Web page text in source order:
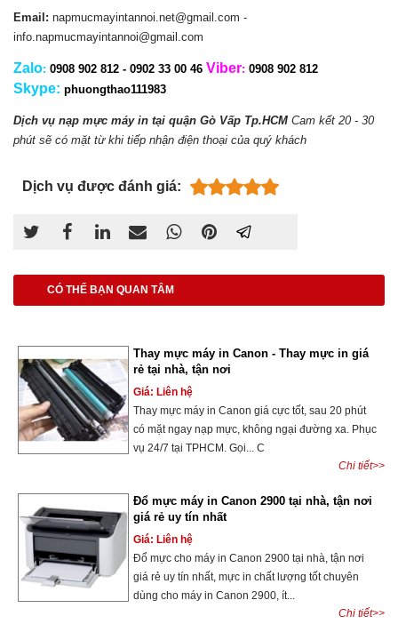
Email: napmucmayintannoi.net@gmail.com -
info.napmucmayintannoi@gmail.com
Zalo: 0908 902 812 - 0902 33 00 46 Viber: 0908 902 812
Skype: phuongthao111983
Dịch vụ nạp mực máy in tại quận Gò Vấp Tp.HCM Cam kết 20 - 30
phút sẽ có mặt từ khi tiếp nhận điện thoại của quý khách
Dịch vụ được đánh giá:
CÓ THỂ BẠN QUAN TÂM
Thay mực máy in Canon - Thay mực in giá
rẻ tại nhà, tận nơi
Giá: Liên hệ
Thay mực máy in Canon giá cực tốt, sau 20 phút
có mặt ngay nạp mực, không ngại đường xa. Phục
vụ 24/7 tại TPHCM. Gọi... C
Chi tiết>>
Đổ mực máy in Canon 2900 tại nhà, tận nơi
giá rẻ uy tín nhất
Giá: Liên hệ
Đổ mực cho máy in Canon 2900 tại nhà, tận nơi
giá rẻ uy tín nhất, mực in chất lượng tốt chuyên
dùng cho máy in Canon 2900, ít...
Chi tiết>>